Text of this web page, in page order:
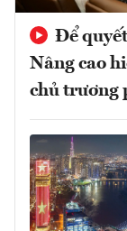
Để
Nâng cao
chủ trương